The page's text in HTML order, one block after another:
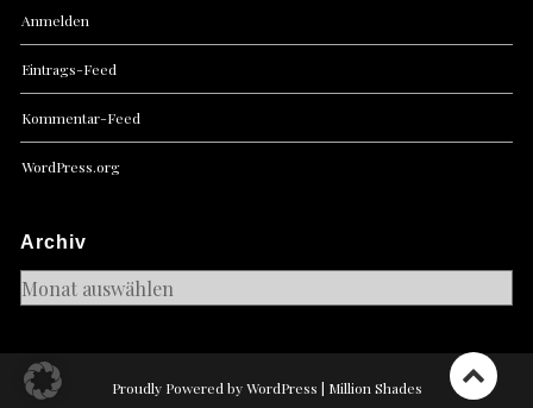
Anmelden
Eintrags-Feed
Kommentar-Feed
WordPress.org
Archiv
Archiv
Proudly Powered by WordPress | Million Shades